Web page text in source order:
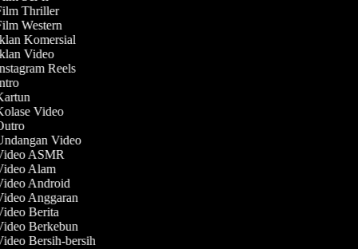
Thriller
Western
Komersial
Video
Reels
Video
Video
ASMR
Alam
Android
Anggaran
Berita
Berkebun
Bersih-bersih